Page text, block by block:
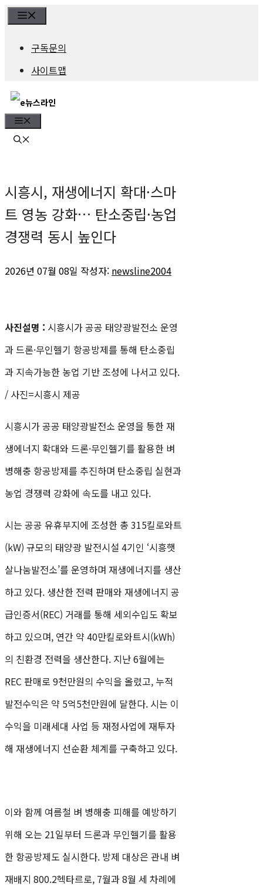
건
너
구독문의
사이트맵
시흥시, 재생에너지 확대·스마
트 영농 강화… 탄소중립·농업
경쟁력 동시 높인다
2026년 07월 08일 작성자: newsline2004
사진설명 : 시흥시가 공공 태양광발전소 운영
과 드론·무인헬기 항공방제를 통해 탄소중립
과 지속가능한 농업 기반 조성에 나서고 있다.
/ 사진=시흥시 제공
시흥시가 공공 태양광발전소 운영을 통한 재
생에너지 확대와 드론·무인헬기를 활용한 벼
병해충 항공방제를 추진하며 탄소중립 실현과
농업 경쟁력 강화에 속도를 내고 있다.
시는 공공 유휴부지에 조성한 총 315킬로와트
(kW) 규모의 태양광 발전시설 4기인 ‘시흥햇
살나눔발전소’를 운영하며 재생에너지를 생산
하고 있다. 생산한 전력 판매와 재생에너지 공
급인증서(REC) 거래를 통해 세외수입도 확보
하고 있으며, 연간 약 40만킬로와트시(kWh)
의 친환경 전력을 생산한다. 지난 6월에는
REC 판매로 9천만원의 수익을 올렸고, 누적
발전수익은 약 5억5천만원에 달한다. 시는 이
수익을 미래세대 사업 등 재정사업에 재투자
해 재생에너지 선순환 체계를 구축하고 있다.
이와 함께 여름철 벼 병해충 피해를 예방하기
위해 오는 21일부터 드론과 무인헬기를 활용
한 항공방제도 실시한다. 방제 대상은 관내 벼
재배지 800.2헥타르로, 7월과 8월 세 차례에